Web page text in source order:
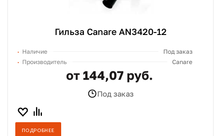
Гильза Canare AN3420-12
Наличие
Под заказ
Производитель
Canare
от 144,07 руб.
Под заказ
ПОДРОБНЕЕ